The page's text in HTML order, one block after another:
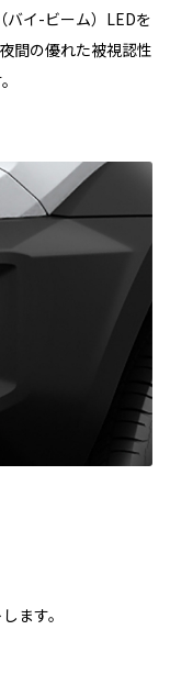
イ-ビーム）LEDを
間の優れた被視認性
ます。